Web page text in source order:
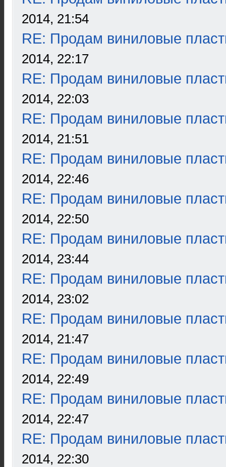
2014, 21:54
RE: Продам виниловые
2014, 22:17
RE: Продам виниловые
2014, 22:03
RE: Продам виниловые
2014, 21:51
RE: Продам виниловые
2014, 22:46
RE: Продам виниловые
2014, 22:50
RE: Продам виниловые
2014, 23:44
RE: Продам виниловые
2014, 23:02
RE: Продам виниловые
2014, 21:47
RE: Продам виниловые
2014, 22:49
RE: Продам виниловые
2014, 22:47
RE: Продам виниловые
2014, 22:30